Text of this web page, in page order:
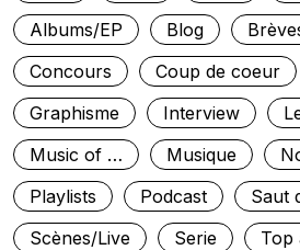
Albums/EP
Blog
Concours
Coup de coeur
Graphisme
Interview
Music of …
Musique
Playlists
Podcast
Saut
Scènes/Live
Serie
Top